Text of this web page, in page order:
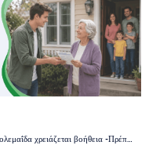
βοήθεια -Πρέπει να μεταβεί άμεσα στο εξωτερικό